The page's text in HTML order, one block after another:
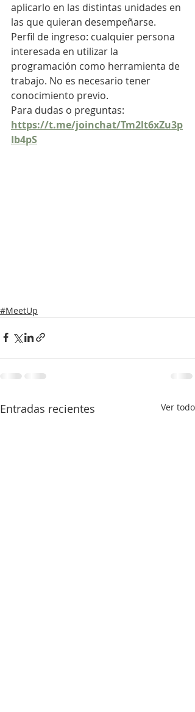
aplicarlo en las distintas unidades en
las que quieran desempeñarse.
Perfil de ingreso: cualquier persona
interesada en utilizar la
programación como herramienta de
trabajo. No es necesario tener
conocimiento previo.
Para dudas o preguntas:
https://t.me/joinchat/Tm2lt6xZu3p
Ib4pS
#MeetUp
Entradas recientes Ver todo